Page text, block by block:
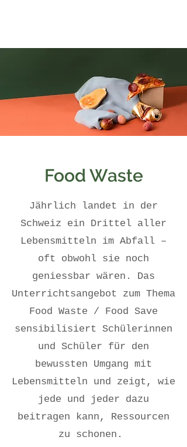
Food Waste
Jährlich landet in der
Schweiz ein Drittel aller
Lebensmitteln im Abfall –
oft obwohl sie noch
geniessbar wären. Das
Unterrichtsangebot zum Thema
Food Waste / Food Save
sensibilisiert Schülerinnen
und Schüler für den
bewussten Umgang mit
Lebensmitteln und zeigt, wie
jede und jeder dazu
beitragen kann, Ressourcen
zu schonen.